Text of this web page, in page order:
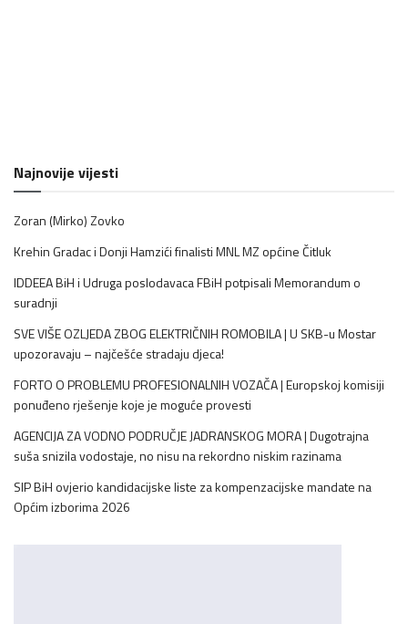
Najnovije vijesti
Zoran (Mirko) Zovko
Krehin Gradac i Donji Hamzići finalisti MNL MZ općine Čitluk
IDDEEA BiH i Udruga poslodavaca FBiH potpisali Memorandum o
suradnji
SVE VIŠE OZLJEDA ZBOG ELEKTRIČNIH ROMOBILA | U SKB-u Mostar
upozoravaju – najčešće stradaju djeca!
FORTO O PROBLEMU PROFESIONALNIH VOZAČA | Europskoj komisiji
ponuđeno rješenje koje je moguće provesti
AGENCIJA ZA VODNO PODRUČJE JADRANSKOG MORA | Dugotrajna
suša snizila vodostaje, no nisu na rekordno niskim razinama
SIP BiH ovjerio kandidacijske liste za kompenzacijske mandate na
Općim izborima 2026